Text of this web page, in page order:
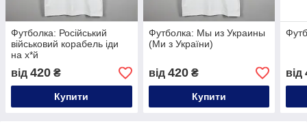
Футболка: Російський
військовий корабель іди
на х*й
від 420 ₴
Купити
Футболка: Мы из Украины
(Ми з України)
від 420₴
Купити
від